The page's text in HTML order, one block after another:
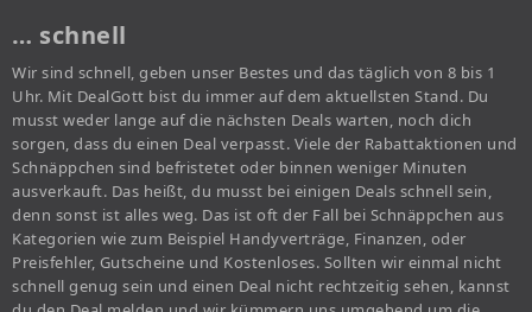
… schnell
Wir sind schnell, geben unser Bestes und das täglich von 8 bis 1
Uhr. Mit DealGott bist du immer auf dem aktuellsten Stand. Du
musst weder lange auf die nächsten Deals warten, noch dich
sorgen, dass du einen Deal verpasst. Viele der Rabattaktionen und
Schnäppchen sind befristetet oder binnen weniger Minuten
ausverkauft. Das heißt, du musst bei einigen Deals schnell sein,
denn sonst ist alles weg. Das ist oft der Fall bei Schnäppchen aus
Kategorien wie zum Beispiel Handyverträge, Finanzen, oder
Preisfehler, Gutscheine und Kostenloses. Sollten wir einmal nicht
schnell genug sein und einen Deal nicht rechtzeitig sehen, kannst